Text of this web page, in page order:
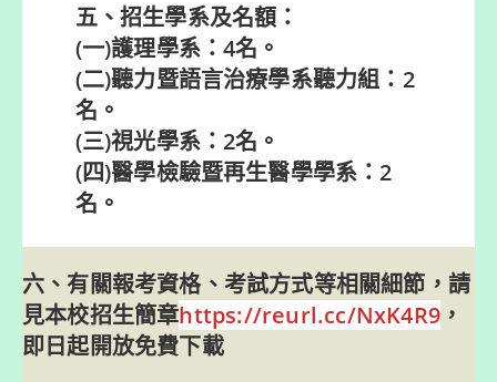
五、招生學系及名額：
(一)護理學系：4名。
(二)聽力暨語言治療學系聽力組：2
名。
(三)視光學系：2名。
(四)醫學檢驗暨再生醫學學系：2
名。
六、有關報考資格、考試方式等相關細節，請
見本校招生簡章https://reurl.cc/NxK4R9 ，
即日起開放免費下載